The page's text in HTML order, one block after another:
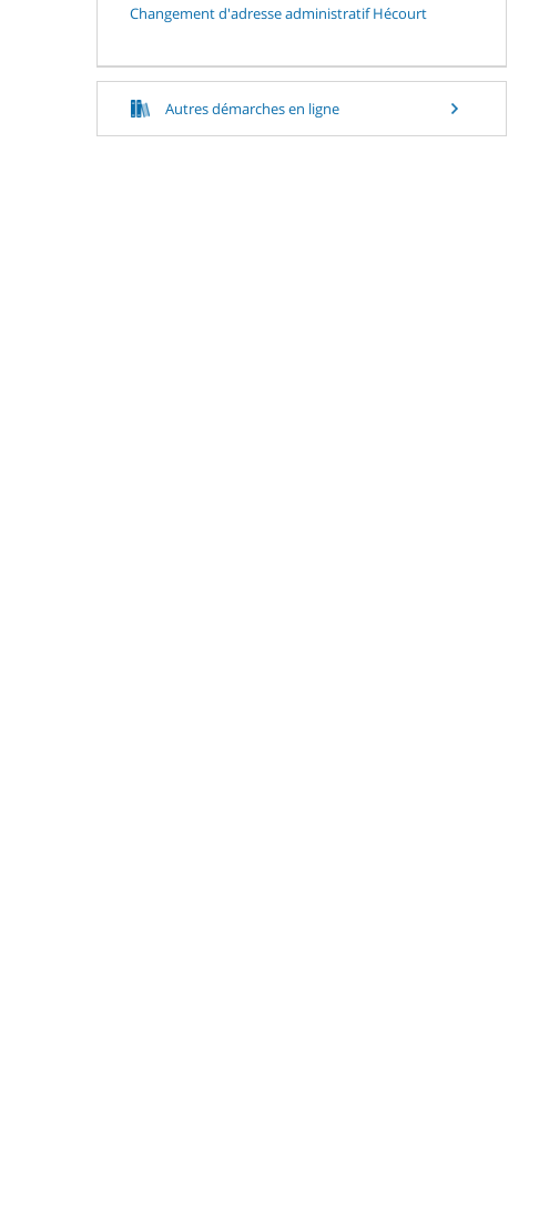
Changement d'adresse administratif Hécourt
Autres démarches en ligne